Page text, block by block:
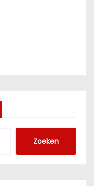
Zoeken